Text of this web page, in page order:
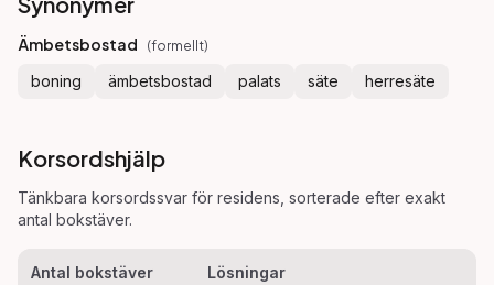
Ämbetsbostad (formellt)
boning ämbetsbostad palats säte herresäte
Korsordshjälp
Tänkbara korsordssvar för residens , sorterade efter exakt
antal bokstäver.
Antal bokstäver Lösningar